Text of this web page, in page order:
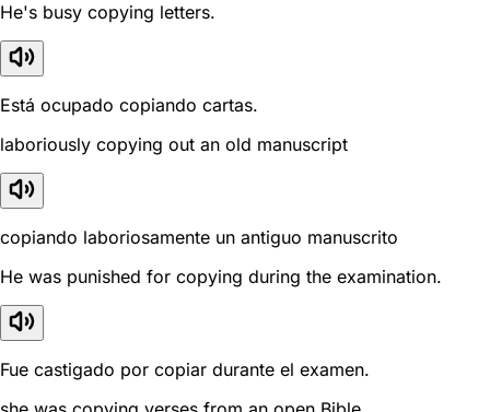
He's busy copying letters.
Está ocupado copiando cartas.
laboriously copying out an old manuscript
copiando laboriosamente un antiguo manuscrito
He was punished for copying during the examination.
Fue castigado por copiar durante el examen.